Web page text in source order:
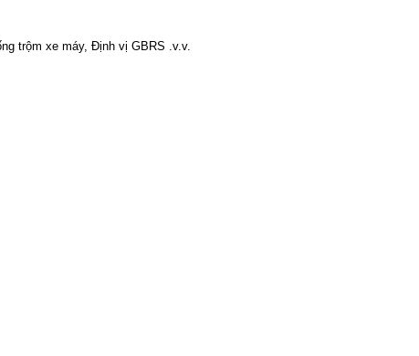
trộm xe máy, Định vị GBRS .v.v.